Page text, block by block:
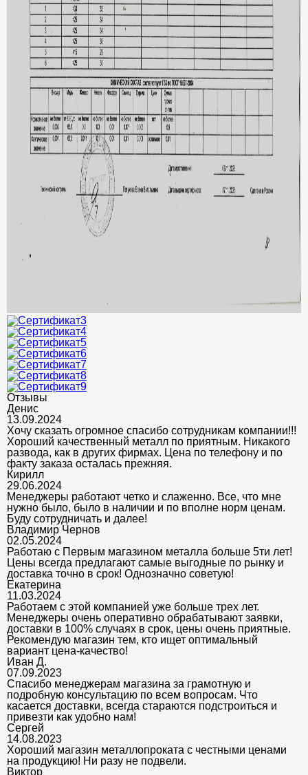
Отзывы
Денис
13.09.2024
Хочу сказать огромное спасибо сотрудникам компании!!!
Хороший качественный металл по приятным. Никакого
развода, как в других фирмах. Цена по телефону и по
факту заказа осталась прежняя.
Кирилл
29.06.2024
Менеджеры работают четко и слаженно. Все, что мне
нужно было, было в наличии и по вполне норм ценам.
Буду сотрудничать и далее!
Владимир Чернов
02.05.2024
Работаю с Первым магазином металла больше 5ти лет!
Цены всегда предлагают самые выгодные по рынку и
доставка точно в срок! Однозначно советую!
Екатерина
11.03.2024
Работаем с этой компанией уже больше трех лет.
Менеджеры очень оперативно обрабатывают заявки,
доставки в 100% случаях в срок, цены очень приятные.
Рекомендую магазин тем, кто ищет оптимальный
вариант цена-качество!
Иван Д.
07.09.2023
Спасибо менеджерам магазина за грамотную и
подробную консультацию по всем вопросам. Что
касается доставки, всегда стараются подстроиться и
привезти как удобно нам!
Сергей
14.08.2023
Хороший магазин металлопроката с честными ценами
на продукцию! Ни разу не подвели.
Виктор